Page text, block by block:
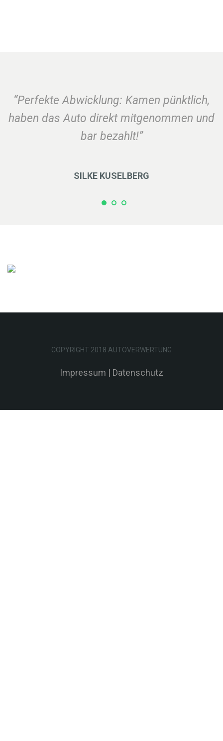
“Perfekte Abwicklung: Kamen pünktlich,
haben das Auto direkt mitgenommen und
bar bezahlt!”
SILKE KUSELBERG
COPYRIGHT 2018 AUTOVERWERTUNG
Impressum | Datenschutz